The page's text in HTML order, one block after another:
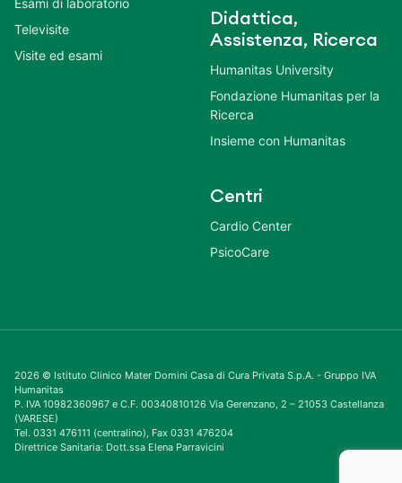
Esami di laboratorio
Televisite
Visite ed esami
Didattica,
Assistenza, Ricerca
Humanitas University
Fondazione Humanitas per la
Ricerca
Insieme con Humanitas
Centri
Cardio Center
PsicoCare
2026 © Istituto Clinico Mater Domini Casa di Cura Privata S.p.A. - Gruppo IVA
Humanitas
P. IVA 10982360967 e C.F. 00340810126 Via Gerenzano, 2 – 21053 Castellanza
(VARESE)
Tel. 0331 476111 (centralino), Fax 0331 476204
Direttrice Sanitaria: Dott.ssa Elena Parravicini